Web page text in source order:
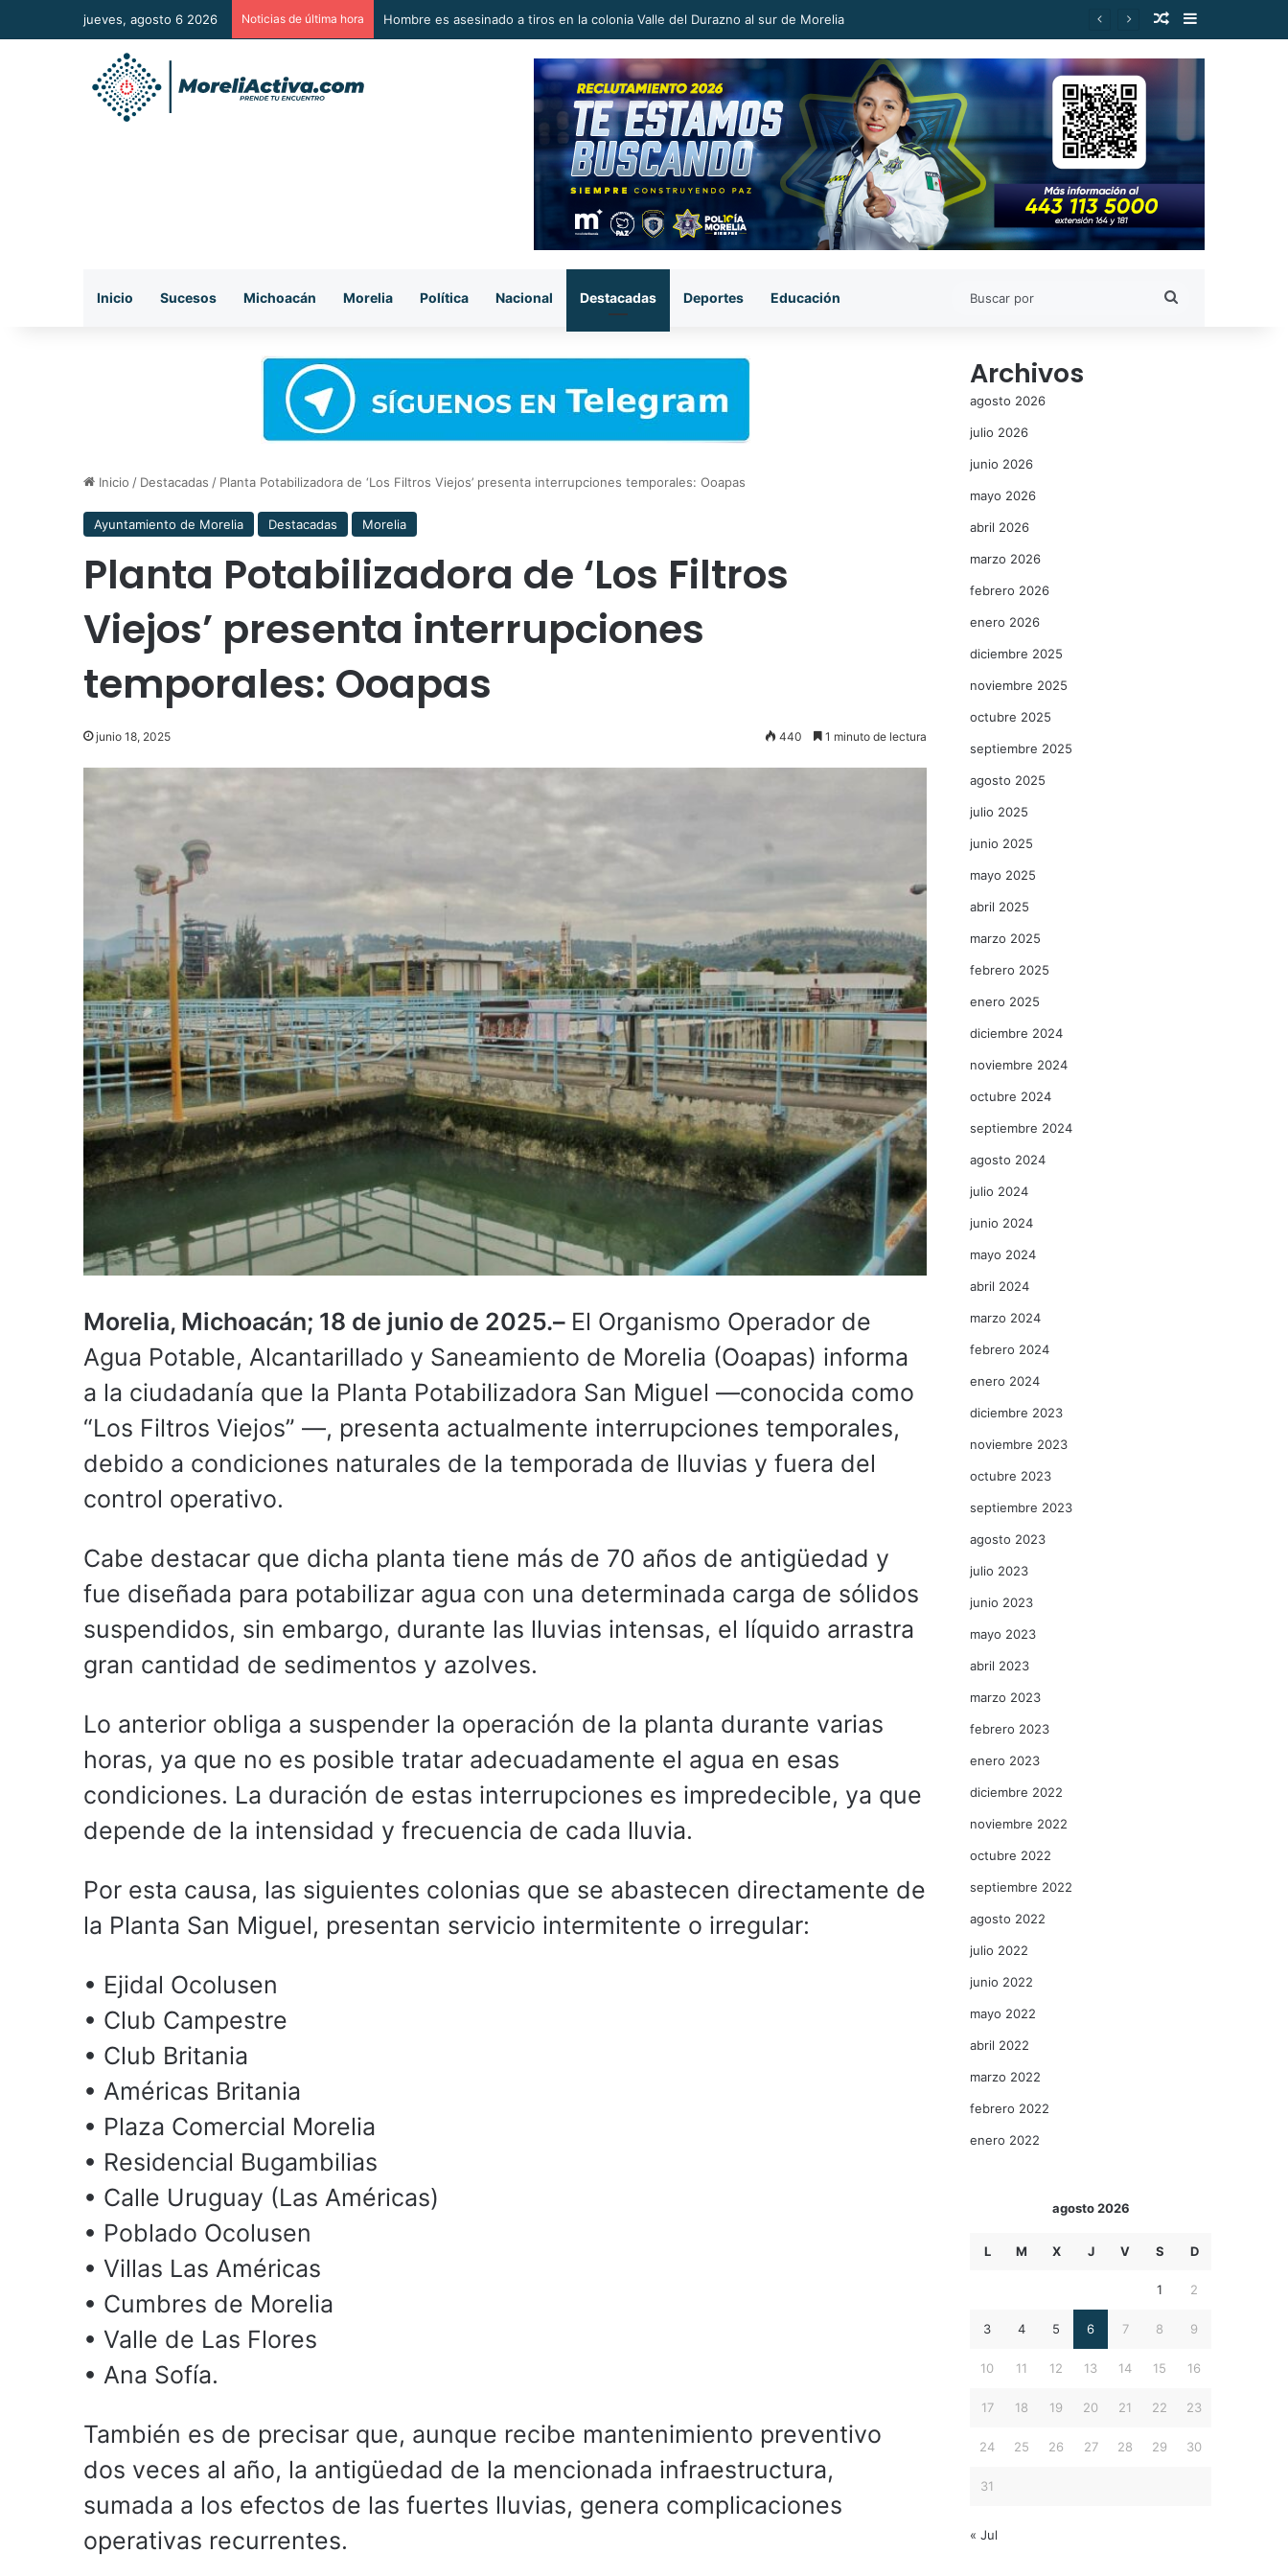
jueves, agosto 6 2026 Noticias de última hora A Sumar en la Reconstrucción del Tejido Social, Invita Rectora a Madres y Padres de Estudiantes Nicolaitas Publicación al
Barra lateral
Inicio Sucesos Michoacán Morelia Política Nacional Destacadas Deportes Educación
Inicio / Destacadas / Planta Potabilizadora de ‘Los Filtros Viejos’ presenta interrupciones temporales: Ooapas
Ayuntamiento de Morelia Destacadas Morelia
Planta Potabilizadora de ‘Los Filtros
Viejos’ presenta interrupciones
temporales: Ooapas
junio 18, 2025 440 1 minuto de lectura
Morelia, Michoacán; 18 de junio de 2025.– El Organismo Operador de
Agua Potable, Alcantarillado y Saneamiento de Morelia (Ooapas) informa
a la ciudadanía que la Planta Potabilizadora San Miguel —conocida como
“Los Filtros Viejos” —, presenta actualmente interrupciones temporales,
debido a condiciones naturales de la temporada de lluvias y fuera del
control operativo.
Cabe destacar que dicha planta tiene más de 70 años de antigüedad y
fue diseñada para potabilizar agua con una determinada carga de sólidos
suspendidos, sin embargo, durante las lluvias intensas, el líquido arrastra
gran cantidad de sedimentos y azolves.
Lo anterior obliga a suspender la operación de la planta durante varias
horas, ya que no es posible tratar adecuadamente el agua en esas
condiciones. La duración de estas interrupciones es impredecible, ya que
depende de la intensidad y frecuencia de cada lluvia.
Por esta causa, las siguientes colonias que se abastecen directamente de
la Planta San Miguel, presentan servicio intermitente o irregular:
• Ejidal Ocolusen
• Club Campestre
• Club Britania
• Américas Britania
• Plaza Comercial Morelia
• Residencial Bugambilias
• Calle Uruguay (Las Américas)
• Poblado Ocolusen
• Villas Las Américas
• Cumbres de Morelia
• Valle de Las Flores
• Ana Sofía.
También es de precisar que, aunque recibe mantenimiento preventivo
dos veces al año, la antigüedad de la mencionada infraestructura,
sumada a los efectos de las fuertes lluvias, genera complicaciones
operativas recurrentes.
Archivos
agosto 2026
julio 2026
junio 2026
mayo 2026
abril 2026
marzo 2026
febrero 2026
enero 2026
diciembre 2025
noviembre 2025
octubre 2025
septiembre 2025
agosto 2025
julio 2025
junio 2025
mayo 2025
abril 2025
marzo 2025
febrero 2025
enero 2025
diciembre 2024
noviembre 2024
octubre 2024
septiembre 2024
agosto 2024
julio 2024
junio 2024
mayo 2024
abril 2024
marzo 2024
febrero 2024
enero 2024
diciembre 2023
noviembre 2023
octubre 2023
septiembre 2023
agosto 2023
julio 2023
junio 2023
mayo 2023
abril 2023
marzo 2023
febrero 2023
enero 2023
diciembre 2022
noviembre 2022
octubre 2022
septiembre 2022
agosto 2022
julio 2022
junio 2022
mayo 2022
abril 2022
marzo 2022
febrero 2022
enero 2022
agosto 2026
L M X J V S D
1 2
3 4 5 6 7 8 9
10 11 12 13 14 15 16
17 18 19 20 21 22 23
24 25 26 27 28 29 30
31
« Jul